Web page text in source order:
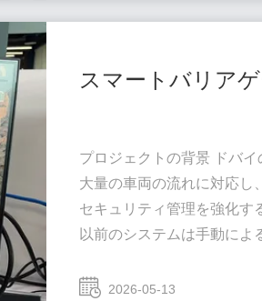
スマートバリア
プロジェクトの背景 ドバイ
大量の車両の流れに対応し
セキュリティ管理を強化す
以前のシステムは手動によ
クライアントは、長期的な
2026-05-13